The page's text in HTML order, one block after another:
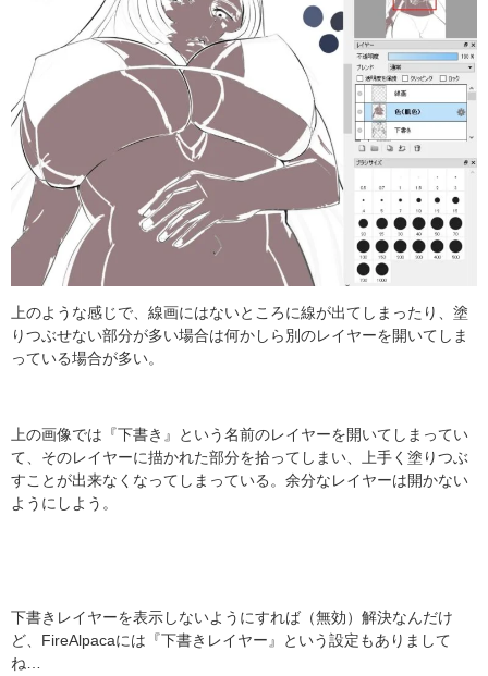
上のような感じで、線画にはないところに線が出てしまったり、塗
りつぶせない部分が多い場合は何かしら別のレイヤーを開いてしま
っている場合が多い。
上の画像では『下書き』という名前のレイヤーを開いてしまってい
て、そのレイヤーに描かれた部分を拾ってしまい、上手く塗りつぶ
すことが出来なくなってしまっている。余分なレイヤーは開かない
ようにしよう。
下書きレイヤーを表示しないようにすれば（無効）解決なんだけ
ど、FireAlpacaには『下書きレイヤー』という設定もありまして
ね…